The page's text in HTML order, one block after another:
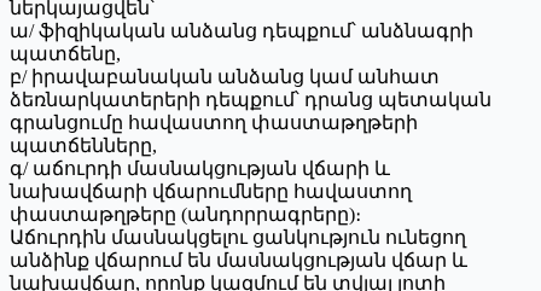
ներկայացվեն՝
ա/ ֆիզիկական անձանց դեպքում՝ անձնագրի
պատճենը,
բ/ իրավաբանական անձանց կամ անհատ
ձեռնարկատերերի դեպքում՝ դրանց պետական
գրանցումը հավաստող փաստաթղթերի
պատճենները,
գ/ աճուրդի մասնակցության վճարի և
նախավճարի վճարումները հավաստող
փաստաթղթերը (անդորրագրերը)։
Աճուրդին մասնակցելու ցանկություն ունեցող
անձինք վճարում են մասնակցության վճար և
նախավճար, որոնք կազմում են տվյալ լոտի